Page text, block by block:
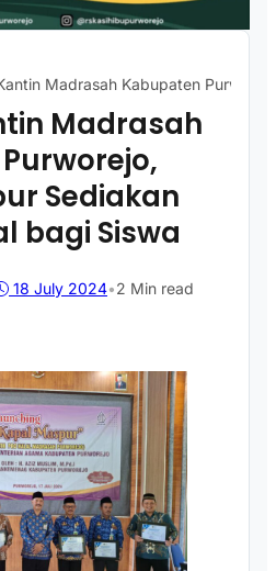
Madrasah Kabupaten
Madrasah
Sediakan
bagi Siswa
18 July 2024•2 Min read